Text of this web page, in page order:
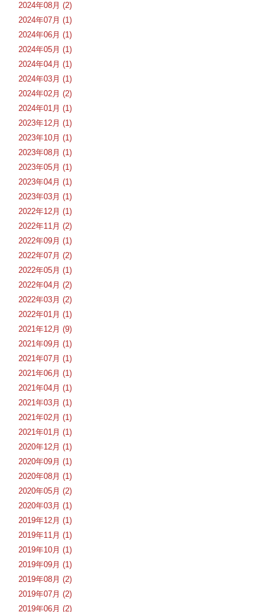
2024年08月 (2)
2024年07月 (1)
2024年06月 (1)
2024年05月 (1)
2024年04月 (1)
2024年03月 (1)
2024年02月 (2)
2024年01月 (1)
2023年12月 (1)
2023年10月 (1)
2023年08月 (1)
2023年05月 (1)
2023年04月 (1)
2023年03月 (1)
2022年12月 (1)
2022年11月 (2)
2022年09月 (1)
2022年07月 (2)
2022年05月 (1)
2022年04月 (2)
2022年03月 (2)
2022年01月 (1)
2021年12月 (9)
2021年09月 (1)
2021年07月 (1)
2021年06月 (1)
2021年04月 (1)
2021年03月 (1)
2021年02月 (1)
2021年01月 (1)
2020年12月 (1)
2020年09月 (1)
2020年08月 (1)
2020年05月 (2)
2020年03月 (1)
2019年12月 (1)
2019年11月 (1)
2019年10月 (1)
2019年09月 (1)
2019年08月 (2)
2019年07月 (2)
2019年06月 (2)